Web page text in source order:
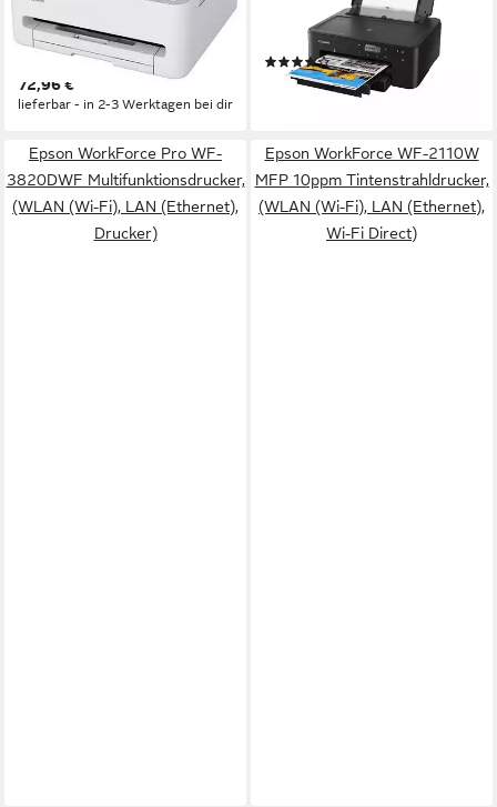
1200 x 1200 dpi
1200 x 2400 dpi Auflösung Scan
Tintenstrahl Druckverfahren
72,96 €
lieferbar - in 2-3 Werktagen bei dir
kompatiblen XXL Patronen
Tintenstrahldrucker
(16)
104,90 €
lieferbar - in 2-3 Werktagen bei dir
Epson WorkForce Pro WF-
3820DWF Multifunktionsdrucker,
(WLAN (Wi-Fi), LAN (Ethernet),
Drucker)
Epson WorkForce WF-2110W
MFP 10ppm Tintenstrahldrucker,
(WLAN (Wi-Fi), LAN (Ethernet),
Wi-Fi Direct)